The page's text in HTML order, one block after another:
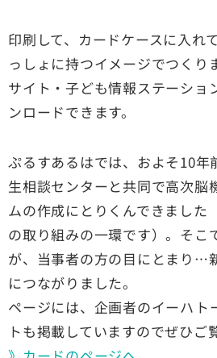
印刷して、カードケースに入れ
っしょに持つイメージでつくり
サイト・子ども情報ステーショ
ンロードできます。
ぷるすあるはでは、およそ10年
生相談センターと共同で高次脳
ムの作成にとりくんできました
の取り組みの一環です）。そこ
が、当事者の方の目にとまり…
につながりました。
ページには、企画者のイーハト
トも掲載していますのでぜひご